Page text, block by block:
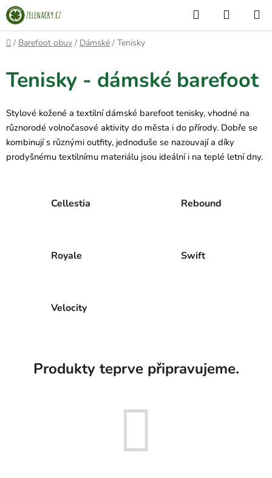
Přejít
na
obsah
Hledat
KOŠÍK
Domů
/ Barefoot obuv / Dámské / Tenisky
Tenisky - dámské barefoot
Stylové kožené a textilní dámské barefoot tenisky, vhodné na
různorodé volnočasové aktivity do města i do přírody. Dobře se
kombinují s různými outfity, jednoduše se nazouvají a díky
prodyšnému textilnímu materiálu jsou ideální i na teplé letní dny.
Cellestia Rebound
Royale Swift
Velocity
Produkty teprve připravujeme.